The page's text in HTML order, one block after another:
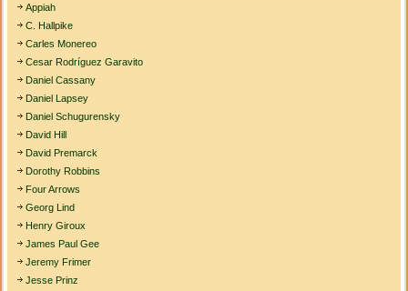
Appiah
C. Hallpike
Carles Monereo
Cesar Rodríguez Garavito
Daniel Cassany
Daniel Lapsey
Daniel Schugurensky
David Hill
David Premarck
Dorothy Robbins
Four Arrows
Georg Lind
Henry Giroux
James Paul Gee
Jeremy Frimer
Jesse Prinz